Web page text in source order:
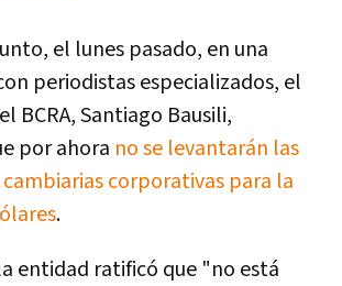
el lunes pasado, en una
periodistas especializados, el
BCRA, Santiago Bausili,
por ahora no se levantarán las
corporativas para la
.
entidad ratificó que "no está